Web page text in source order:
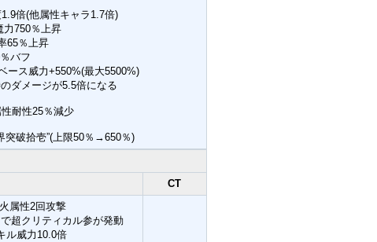
倍(他属性キャラ1.7倍)
力750％上昇
65％上昇
バフ
ース威力+550%(最大5500%)
ダメージが5.5倍になる
耐性25％減少
突破拾壱”(上限50％→650％)
CT
属性2回攻撃
超クリティカル参が発動
ル威力10.0倍